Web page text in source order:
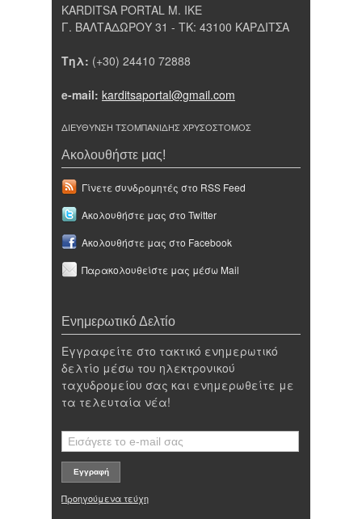
KARDITSA PORTAL Μ. ΙΚΕ
Γ. ΒΑΛΤΑΔΩΡΟΥ 31 - ΤΚ: 43100 ΚΑΡΔΙΤΣΑ
Τηλ: (+30) 24410 72888
e-mail: karditsaportal@gmail.com
ΔΙΕΥΘΥΝΣΗ ΤΣΟΜΠΑΝΙΔΗΣ ΧΡΥΣΟΣΤΟΜΟΣ
Ακολουθήστε μας!
Γίνετε συνδρομητές στο RSS Feed
Ακολουθήστε μας στο Twitter
Ακολουθήστε μας στο Facebook
Παρακολουθείστε μας μέσω Mail
Ενημερωτικό Δελτίο
Εγγραφείτε στο τακτικό ενημερωτικό
δελτίο μέσω του ηλεκτρονικού
ταχυδρομείου σας και ενημερωθείτε με
τα τελευταία νέα!
Προηγούμενα τεύχη